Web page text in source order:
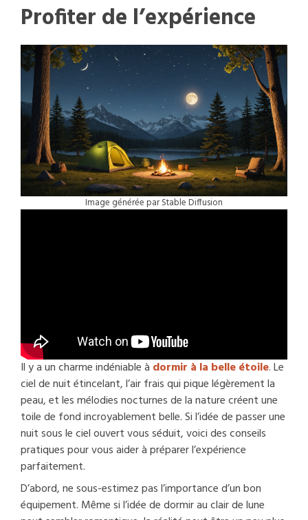
Profiter de l’expérience
Image générée par Stable Diffusion
Il y a un charme indéniable à dormir à la belle étoile. Le
ciel de nuit étincelant, l’air frais qui pique légèrement la
peau, et les mélodies nocturnes de la nature créent une
toile de fond incroyablement belle. Si l’idée de passer une
nuit sous le ciel ouvert vous séduit, voici des conseils
pratiques pour vous aider à préparer l’expérience
parfaitement.
D’abord, ne sous-estimez pas l’importance d’un bon
équipement. Même si l’idée de dormir au clair de lune